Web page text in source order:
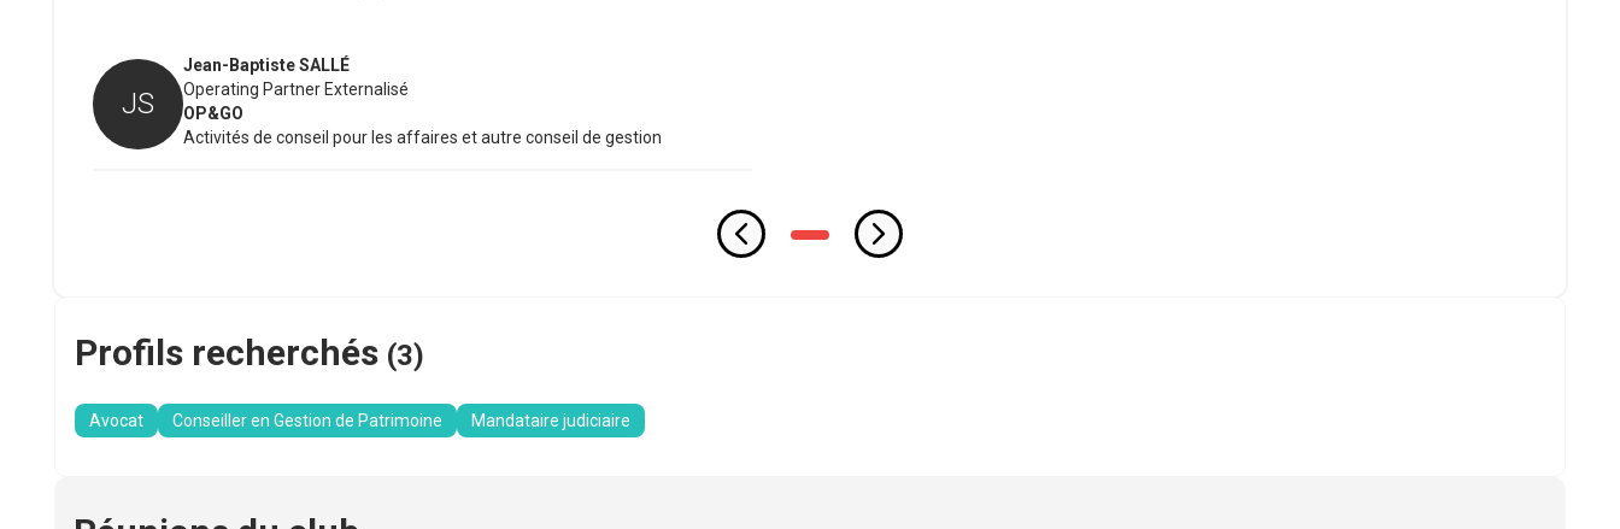
JS
Jean-BaptisteSALLÉ
Operating Partner Externalisé
OP&GO
Activités de conseil pour les affaires et autre conseil de gestion
Profils recherchés (3)
Avocat Conseiller en Gestion de Patrimoine Mandataire judiciaire